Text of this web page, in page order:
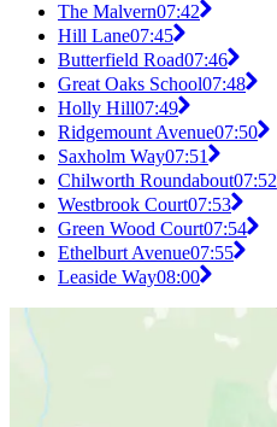
The Malvern07:42
Hill Lane07:45
Butterfield Road07:46
Great Oaks School07:48
Holly Hill07:49
Ridgemount Avenue07:50
Saxholm Way07:51
Chilworth Roundabout07:52
Westbrook Court07:53
Green Wood Court07:54
Ethelburt Avenue07:55
Leaside Way08:00